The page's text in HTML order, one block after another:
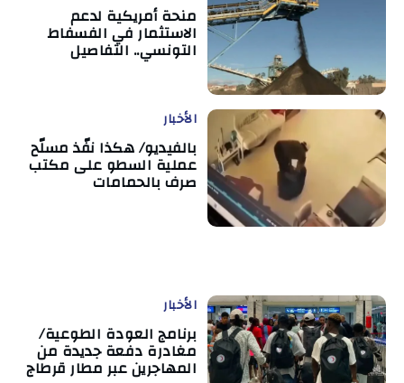
منحة أمريكية لدعم
الاستثمار في الفسفاط
التونسي.. التفاصيل
الأخبار
بالفيديو/ هكذا نفّذ مسلّح
عملية السطو على مكتب
صرف بالحمامات
الأخبار
برنامج العودة الطوعية/
مغادرة دفعة جديدة من
المهاجرين عبر مطار قرطاج